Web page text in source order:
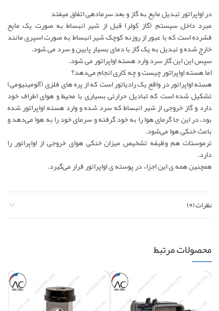
در اواپراتور تبدیل مایع به گاز و بعد سرمادهی اتفاق میفتد
مبرد داخل سیستم (گاز کولر) قبل از شیر انبساط به صورت یک مایع
فشرده است که با عبور از روزنه کوچک شیر انبساط به صورت اسپری مانند
خارج شده و تبدیل به یک گاز با دمای بسیار پایین و سرد می شود.
سپس این این گاز سرد وارد هسته اواپراتور می شود.
اما هسته اواپراتور چیست و چه کاری انجام می‌دهد؟
هسته اواپراتور در واقع یک رادیاتور است که از پره های فلزی (آلومینیومی)
تشکیل شده است که تبادیل حرارتی بسیاری با محیط و هوای اطراف خود
دارد و گاز خروجی از شیر انبساط که سرد شده و وارد هسته اواپراتور شده
بود، در این جا گرمای هوا را به خود گرفته و سرمای خود را به هوا می‌دهد و
باعث خنکی هوا می‌شود.
ترموستات هم وظیفه تشخیص میزان خنکی هوای خروجی از اواپراتور را
دارد.
همچنین همه ی این اجزاء در پوسته ی اواپراتور قرار می‌گیرد.
نظرات (0)
محصولات مرتبط